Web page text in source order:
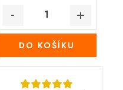
DO KOŠÍKU